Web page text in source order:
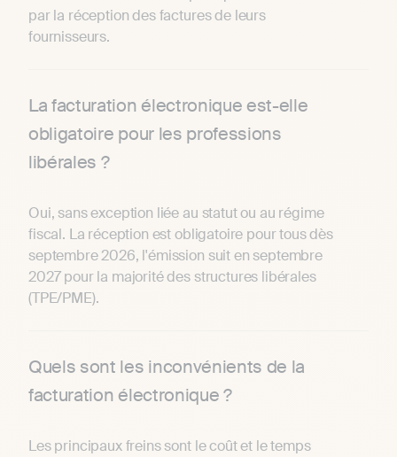
par la réception des factures de leurs
fournisseurs.
La facturation électronique est-elle
obligatoire pour les professions
libérales ?
Oui, sans exception liée au statut ou au régime
fiscal. La réception est obligatoire pour tous dès
septembre 2026, l'émission suit en septembre
2027 pour la majorité des structures libérales
(TPE/PME).
Quels sont les inconvénients de la
facturation électronique ?
Les principaux freins sont le coût et le temps